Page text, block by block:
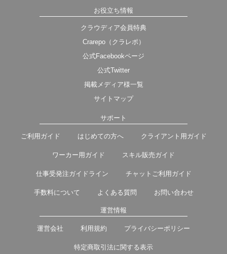
お役立ち情報
クラウディア会員特典
Crarepo（クラレポ）
公式Facebookページ
公式Twitter
掲載メディア様一覧
サイトマップ
サポート
ご利用ガイド はじめての方へ クライアント用ガイド
ワーカー用ガイド スキル販売ガイド
仕事受発注ガイドライン チャットご利用ガイド
手数料について よくある質問 お問い合わせ
運営情報
運営会社 利用規約 プライバシーポリシー
特定商取引法に関する表示